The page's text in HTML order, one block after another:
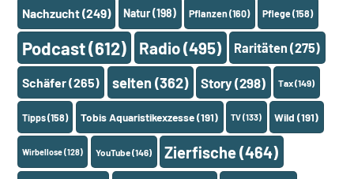
Nachzucht(249) Natur(198) Pflanzen(160) Pflege(158)
Podcast(612) Radio(495) Raritäten (275)
Schäfer(265) selten (362) Story (298) Tax(149)
Tipps(158) Tobis Aquaristikexzesse(191) TV(133) Wild (191)
Wirbellose(128) YouTube(146) Zierfische(464)